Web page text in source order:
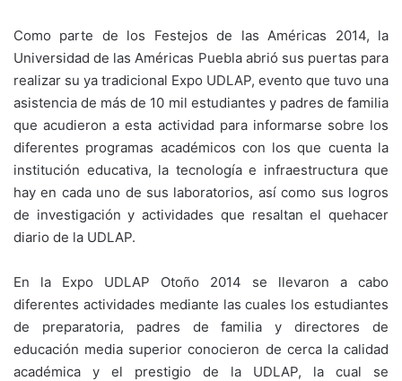
Como parte de los Festejos de las Américas 2014, la
Universidad de las Américas Puebla abrió sus puertas para
realizar su ya tradicional Expo UDLAP, evento que tuvo una
asistencia de más de 10 mil estudiantes y padres de familia
que acudieron a esta actividad para informarse sobre los
diferentes programas académicos con los que cuenta la
institución educativa, la tecnología e infraestructura que
hay en cada uno de sus laboratorios, así como sus logros
de investigación y actividades que resaltan el quehacer
diario de la UDLAP.
En la Expo UDLAP Otoño 2014 se llevaron a cabo
diferentes actividades mediante las cuales los estudiantes
de preparatoria, padres de familia y directores de
educación media superior conocieron de cerca la calidad
académica y el prestigio de la UDLAP, la cual se